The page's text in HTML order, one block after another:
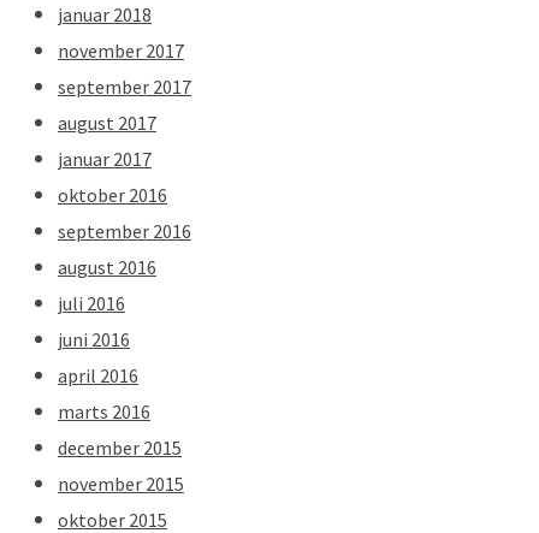
januar 2018
november 2017
september 2017
august 2017
januar 2017
oktober 2016
september 2016
august 2016
juli 2016
juni 2016
april 2016
marts 2016
december 2015
november 2015
oktober 2015